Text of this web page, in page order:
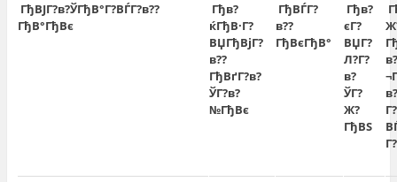
ГђВЈГ?в?ЎГђВ°Г?ВЃГ?в??
ГђВ°ГђВє
Гђв?
ќГђВ·Г?
ВЏГђВјГ?
в??
ГђВґГ?в?
ЎГ?в?
№ГђВє
ГђВЃГ?
в??
ГђВєГђВ°
Гђв?
єГ?
ВЏГ?
Л?Г?
в?
ЎГ?
Ж?
ГђВЅ
в?